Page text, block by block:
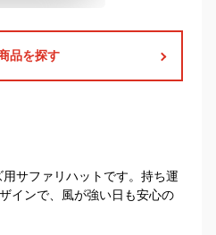
品を探す
サファリハットです。持ち運
インで、風が強い日も安心の